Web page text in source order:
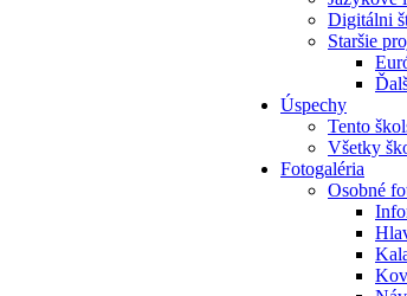
Digitálni
Staršie
Úspechy
Tento
Všetky
Fotogaléria
Osobné